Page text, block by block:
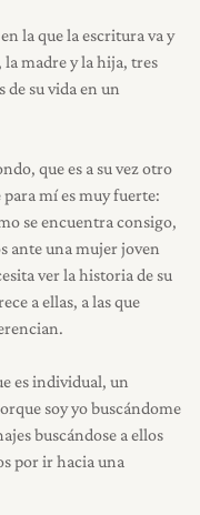
la que la escritura va y
la madre y la hija, tres
de su vida en un
que es a su vez otro
para mí es muy fuerte:
se encuentra consigo,
ante una mujer joven
ver la historia de su
a ellas, a las que
es individual, un
soy yo buscándome
buscándose a ellos
por ir hacia una